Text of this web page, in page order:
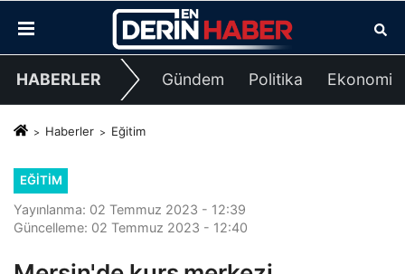
HABERLER Gündem Politika Ekonomi
Haberler Eğitim
EĞITIM
Yayınlanma: 02 Temmuz 2023 - 12:39
Güncelleme: 02 Temmuz 2023 - 12:40